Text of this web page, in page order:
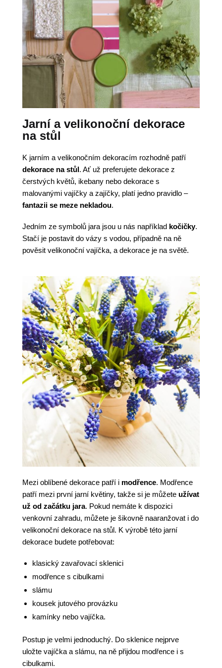
Jarní a velikonoční dekorace
na stůl
K jarním a velikonočním dekoracím rozhodně patří
dekorace na stůl. Ať už preferujete dekorace z
čerstvých květů, ikebany nebo dekorace s
malovanými vajíčky a zajíčky, platí jedno pravidlo –
fantazii se meze nekladou.
Jedním ze symbolů jara jsou u nás například kočičky.
Stačí je postavit do vázy s vodou, případně na ně
pověsit velikonoční vajíčka, a dekorace je na světě.
Mezi oblíbené dekorace patří i modřence. Modřence
patří mezi první jarní květiny, takže si je můžete užívat
už od začátku jara. Pokud nemáte k dispozici
venkovní zahradu, můžete je šikovně naaranžovat i do
velikonoční dekorace na stůl. K výrobě této jarní
dekorace budete potřebovat:
klasický zavařovací sklenici
modřence s cibulkami
slámu
kousek jutového provázku
kamínky nebo vajíčka.
Postup je velmi jednoduchý. Do sklenice nejprve
uložte vajíčka a slámu, na ně přijdou modřence i s
cibulkami.